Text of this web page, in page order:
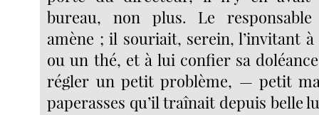
bureau, non plus. Le
amène ; il souriait, serein, l’invitant
ou un thé, et à lui confier sa
régler un petit problème, — petit
paperasses qu’il traînait depuis belle